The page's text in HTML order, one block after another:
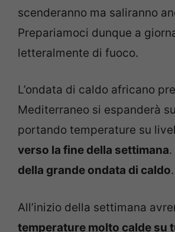
scenderanno ma saliranno
Prepariamoci dunque a
letteralmente di fuoco.
L’ondata di caldo africano
Mediterraneo si espanderà
portando temperature su
verso la fine della settimana.
della grande ondata di caldo.
All’inizio della settimana
temperature molto calde su